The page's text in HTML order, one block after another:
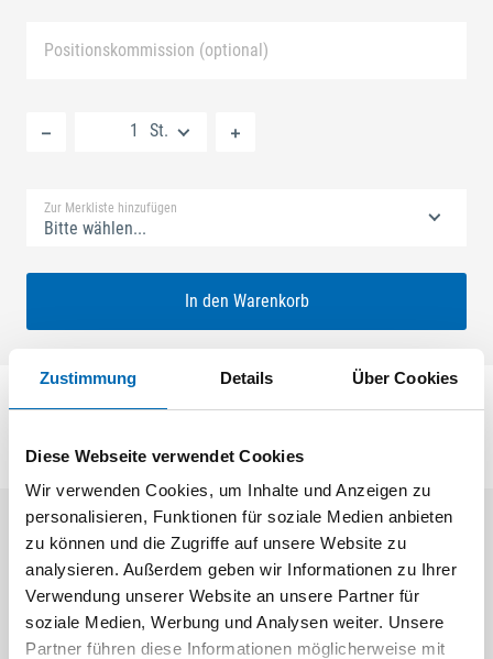
Zustimmung Details Über Cookies
Diese Webseite verwendet Cookies
Wir verwenden Cookies, um Inhalte und Anzeigen zu
personalisieren, Funktionen für soziale Medien anbieten
zu können und die Zugriffe auf unsere Website zu
analysieren. Außerdem geben wir Informationen zu Ihrer
Verwendung unserer Website an unsere Partner für
soziale Medien, Werbung und Analysen weiter. Unsere
Partner führen diese Informationen möglicherweise mit
Positionskommission (optional)
St.
Zur Merkliste hinzufügen
Bitte wählen...
In den Warenkorb
Aktuelle Angebote